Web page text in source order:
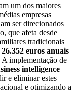
um dos maiores
empresas
ser direcionados
que afeta desde
tradicionais
26.352 euros anuais
implementação de
intelligence
e eliminar estes
e otimizando a